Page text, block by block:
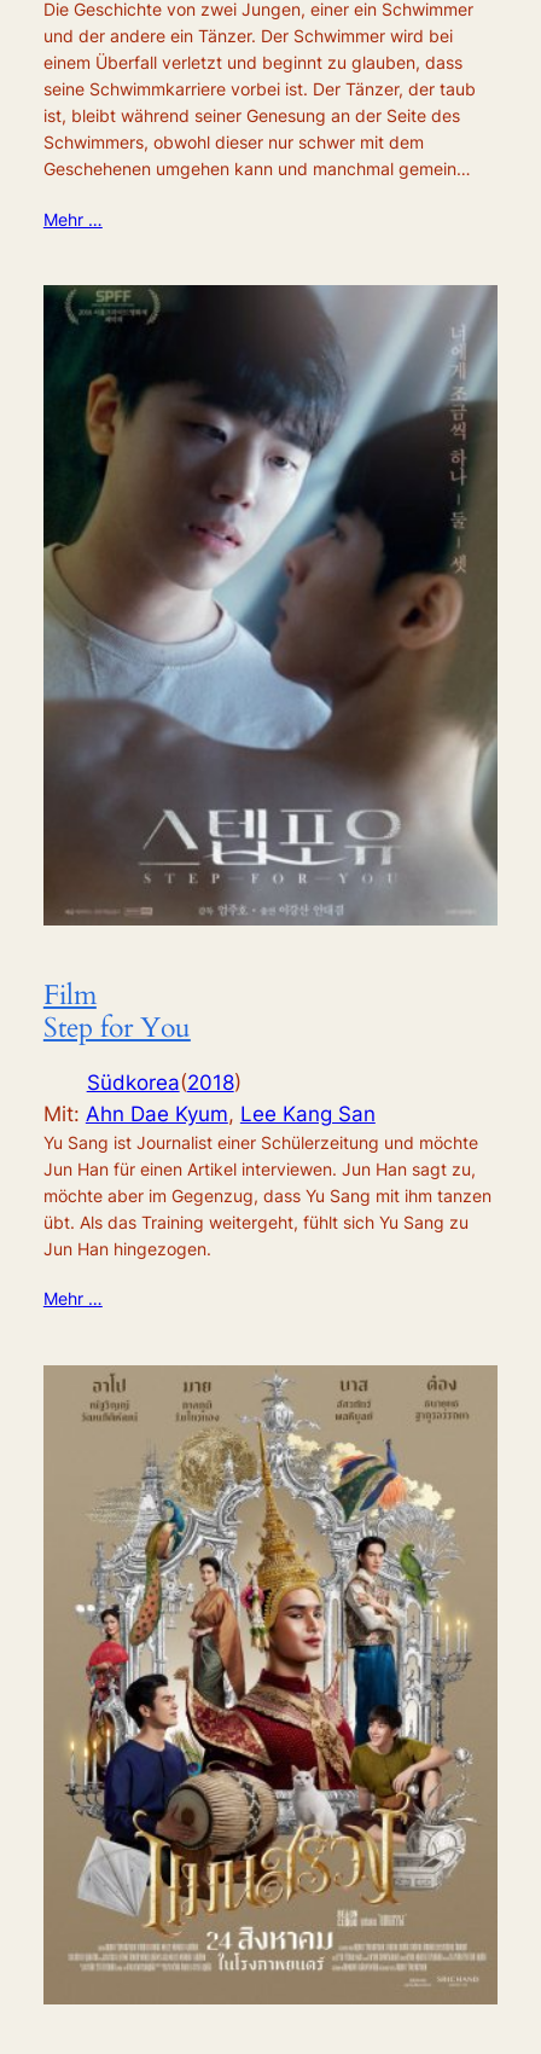
Die Geschichte von zwei Jungen, einer ein Schwimmer
und der andere ein Tänzer. Der Schwimmer wird bei
einem Überfall verletzt und beginnt zu glauben, dass
seine Schwimmkarriere vorbei ist. Der Tänzer, der taub
ist, bleibt während seiner Genesung an der Seite des
Schwimmers, obwohl dieser nur schwer mit dem
Geschehenen umgehen kann und manchmal gemein…
Mehr …
Film
Step for You
Südkorea(2018)
Mit: Ahn Dae Kyum, Lee Kang San
Yu Sang ist Journalist einer Schülerzeitung und möchte
Jun Han für einen Artikel interviewen. Jun Han sagt zu,
möchte aber im Gegenzug, dass Yu Sang mit ihm tanzen
übt. Als das Training weitergeht, fühlt sich Yu Sang zu
Jun Han hingezogen.
Mehr …